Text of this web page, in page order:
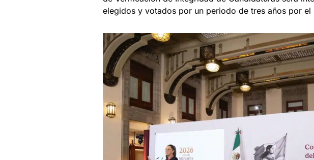
elegidos y votados por un periodo de tres años por el